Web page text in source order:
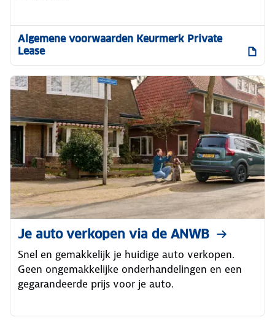
Algemene voorwaarden Keurmerk Private
Lease
Je auto verkopen via de ANWB
Snel en gemakkelijk je huidige auto verkopen.
Geen ongemakkelijke onderhandelingen en een
gegarandeerde prijs voor je auto.